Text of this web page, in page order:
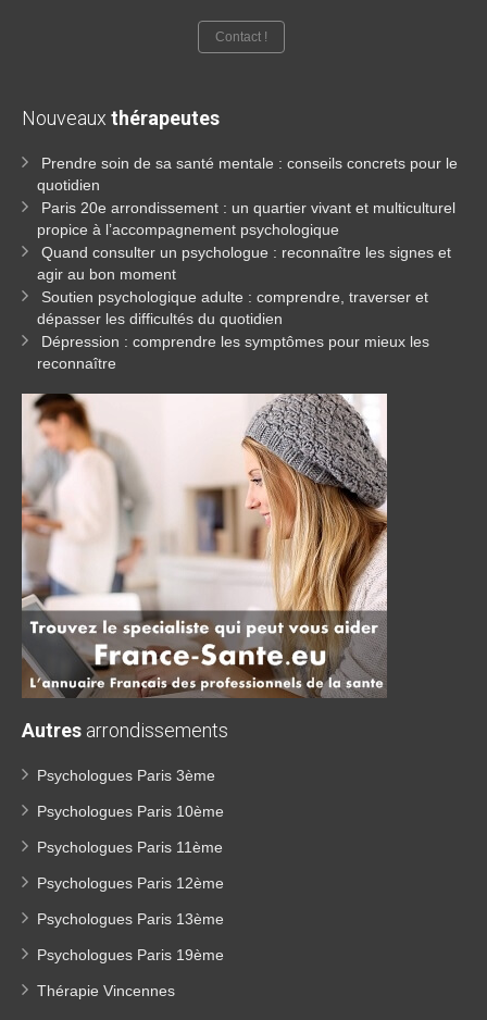
Contact !
Nouveaux thérapeutes
Prendre soin de sa santé mentale : conseils concrets pour le
quotidien
Paris 20e arrondissement : un quartier vivant et multiculturel
propice à l’accompagnement psychologique
Quand consulter un psychologue : reconnaître les signes et
agir au bon moment
Soutien psychologique adulte : comprendre, traverser et
dépasser les difficultés du quotidien
Dépression : comprendre les symptômes pour mieux les
reconnaître
Autres arrondissements
Psychologues Paris 3ème
Psychologues Paris 10ème
Psychologues Paris 11ème
Psychologues Paris 12ème
Psychologues Paris 13ème
Psychologues Paris 19ème
Thérapie Vincennes